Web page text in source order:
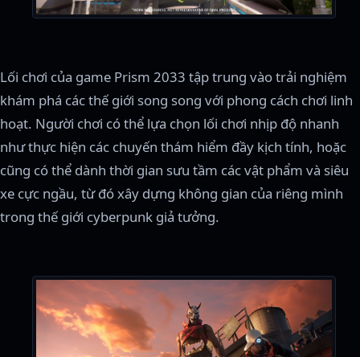
Lối chơi của game Prism 2033 tập trung vào trải nghiệm
khám phá các thế giới song song với phong cách chơi linh
hoạt. Người chơi có thể lựa chọn lối chơi nhịp độ nhanh
như thực hiện các chuyến thám hiểm đầy kịch tính, hoặc
cũng có thể dành thời gian sưu tầm các vật phẩm và siêu
xe cực ngầu, từ đó xây dựng không gian của riêng mình
trong thế giới cyberpunk giả tưởng.